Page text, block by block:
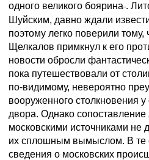
одного великого боярина .
Шуйским, давно ждали
поэтому легко поверили тому,
Щелкалов примкнул к его
новости обросли
пока путешествовали от
по-видимому, невероятно
вооруженного столкновения у
двора. Однако сопоставление
московскими источниками не
их сплошным вымыслом. В те
сведения о московских